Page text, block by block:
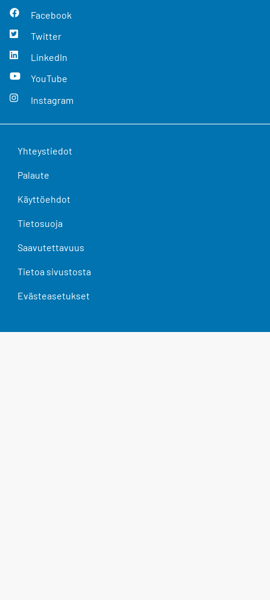
Facebook
Twitter
LinkedIn
YouTube
Instagram
Yhteystiedot
Palaute
Käyttöehdot
Tietosuoja
Saavutettavuus
Tietoa sivustosta
Evästeasetukset